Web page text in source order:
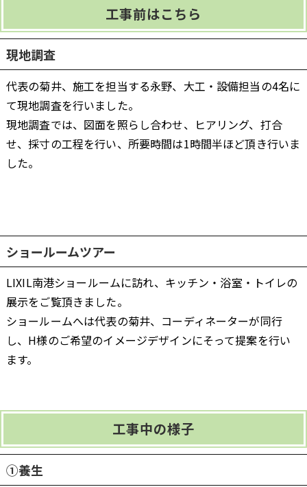
工事前はこちら
現地調査
代表の菊井、施工を担当する永野、大工・設備担当の4名に
て現地調査を行いました。
現地調査では、図面を照らし合わせ、 ヒアリング、打合
せ、採寸の工程を行い、所要時間は1時間半ほど頂き行いま
した。
ショールームツアー
LIXIL南港ショールームに訪れ、キッチン・浴室・トイレの
展示をご覧頂きました。
ショールームへは代表の菊井、コーディネーターが同行
し、H様のご希望のイメージデザインにそって提案を行い
ます。
工事中の様子
①養生